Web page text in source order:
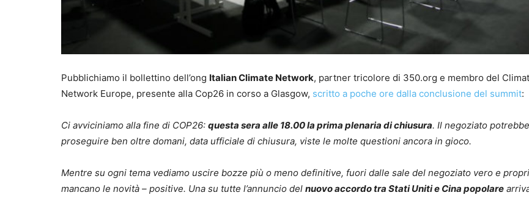
Pubblichiamo il bollettino dell’ong Italian Climate Network, partner tricolore di 350.org e membro del
Network Europe, presente alla Cop26 in corso a Glasgow, scritto a poche ore dalla conclusione del summit:
Ci avviciniamo alla fine di COP26: questa sera alle 18.00 la prima plenaria di chiusura. Il negoziato
proseguire ben oltre domani, data ufficiale di chiusura, viste le molte questioni ancora in gioco.
Mentre su ogni tema vediamo uscire bozze più o meno definitive, fuori dalle sale del negoziato vero e
mancano le novità – positive. Una su tutte l’annuncio del nuovo accordo tra Stati Uniti e Cina popolare